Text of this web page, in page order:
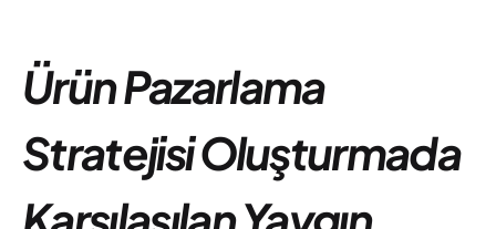
Ürün Pazarlama
Stratejisi Oluşturmada